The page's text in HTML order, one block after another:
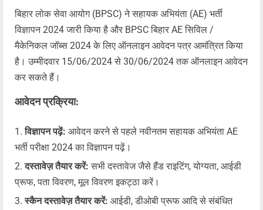
बिहार लोक सेवा आयोग (BPSC) ने सहायक अभियंता (AE) भर्ती
विज्ञापन 2024 जारी किया है और BPSC बिहार AE सिविल /
मैकेनिकल जॉब्स 2024 के लिए ऑनलाइन आवेदन पत्र आमंत्रित किया
है। उम्मीदवार 15/06/2024 से 30/06/2024 तक ऑनलाइन आवेदन
कर सकते हैं।
आवेदन प्रक्रिया:
विज्ञापन पढ़ें: आवेदन करने से पहले नवीनतम सहायक अभियंता AE
भर्ती परीक्षा 2024 का विज्ञापन पढ़ें।
दस्तावेज़ तैयार करें: सभी दस्तावेज जैसे हैंड राइटिंग, योग्यता, आईडी
प्रूफ, पता विवरण, मूल विवरण इकट्ठा करें।
स्कैन दस्तावेज़ तैयार करें: आईडी, डीओबी प्रूफ आदि से संबंधित